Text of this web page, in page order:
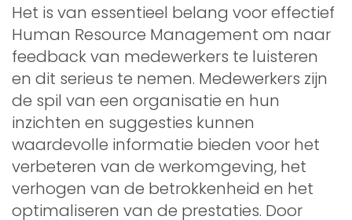
Het is van essentieel belang voor effectief
Human Resource Management om naar
feedback van medewerkers te luisteren
en dit serieus te nemen. Medewerkers zijn
de spil van een organisatie en hun
inzichten en suggesties kunnen
waardevolle informatie bieden voor het
verbeteren van de werkomgeving, het
verhogen van de betrokkenheid en het
optimaliseren van de prestaties. Door